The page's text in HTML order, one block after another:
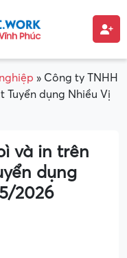
» Công ty TNHH
Tuyển dụng Nhiều Vị
và in trên
dụng
2026